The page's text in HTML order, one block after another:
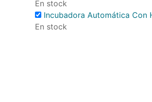
En stock
Incubadora Automática Con
En stock